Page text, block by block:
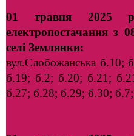
01 травня 2025
електропостачання з
селі Землянки:
вул.Слобожанська б.10;
б.19; б.2; б.20; б.21;
б.27; б.28; б.29; б.30; б.7;